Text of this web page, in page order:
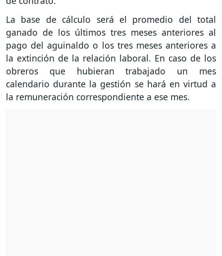
La base de cálculo será el promedio del total
ganado de los últimos tres meses anteriores al
pago del aguinaldo o los tres meses anteriores a
la extinción de la relación laboral. En caso de los
obreros que hubieran trabajado un mes
calendario durante la gestión se hará en virtud a
la remuneración correspondiente a ese mes.